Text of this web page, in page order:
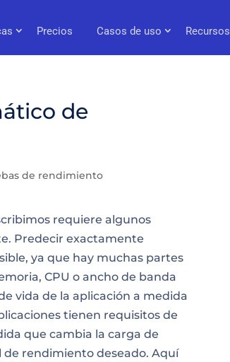
Precios Casos de uso Recursos
de
de rendimiento
requiere algunos
Predecir exactamente
ya que hay muchas partes
CPU o ancho de banda
vida de la aplicación a medida
tienen requisitos de
que cambia la carga de
rendimiento deseado. Aquí